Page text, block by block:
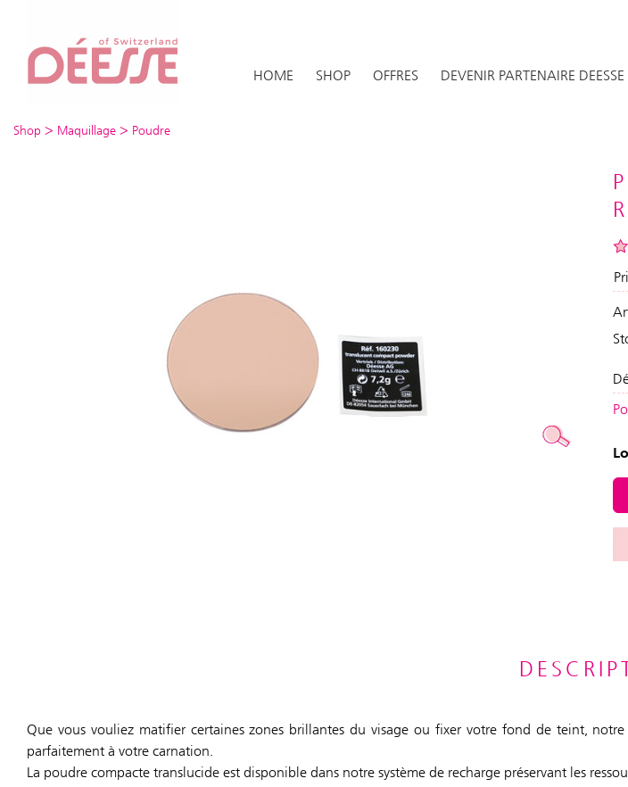
HOME SHOP OFFRES DEVENIR PARTENAIRE DEESSE
Shop > Maquillage > Poudre
Que vous vouliez matifier certaines zones brillantes du visage ou fixer votre fond de teint,
parfaitement à votre carnation.
La poudre compacte translucide est disponible dans notre système de recharge préservant les